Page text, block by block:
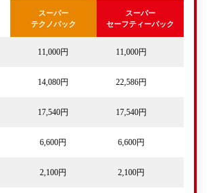
スーパー
テクノパック
スーパー
セーフティーパック
11,000円 11,000円
14,080円 22,586円
17,540円 17,540円
6,600円 6,600円
2,100円 2,100円